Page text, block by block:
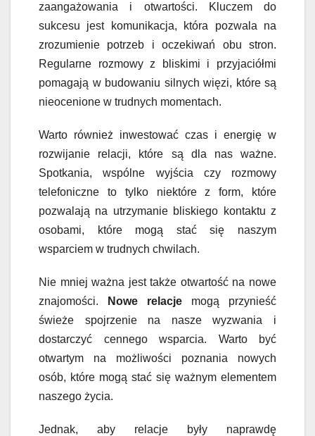
zaangażowania i otwartości. Kluczem do
sukcesu jest komunikacja, która pozwala na
zrozumienie potrzeb i oczekiwań obu stron.
Regularne rozmowy z bliskimi i przyjaciółmi
pomagają w budowaniu silnych więzi, które są
nieocenione w trudnych momentach.
Warto również inwestować czas i energię w
rozwijanie relacji, które są dla nas ważne.
Spotkania, wspólne wyjścia czy rozmowy
telefoniczne to tylko niektóre z form, które
pozwalają na utrzymanie bliskiego kontaktu z
osobami, które mogą stać się naszym
wsparciem w trudnych chwilach.
Nie mniej ważna jest także otwartość na nowe
znajomości.
Nowe relacje mogą przynieść
świeże spojrzenie na nasze wyzwania i
dostarczyć cennego wsparcia. Warto być
otwartym na możliwości poznania nowych
osób, które mogą stać się ważnym elementem
naszego życia.
Jednak, aby relacje były naprawdę